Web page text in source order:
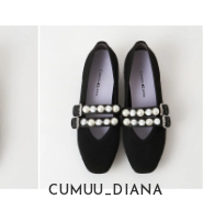
CUMUU_DIANA